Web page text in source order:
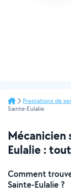
Prestations de
Sainte-Eulalie
Mécanicien
Eulalie :
Comment
Sainte-Eulalie ?